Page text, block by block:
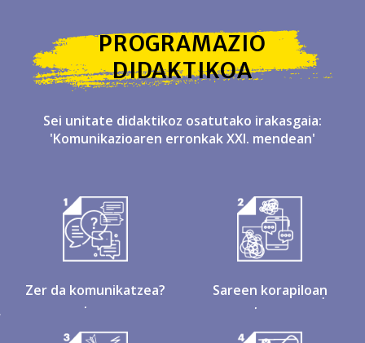
PROGRAMAZIO
DIDAKTIKOA
Sei unitate didaktikoz osatutako irakasgaia:
'Komunikazioaren erronkak XXI. mendean'
Zer da komunikatzea? Sareen korapiloan